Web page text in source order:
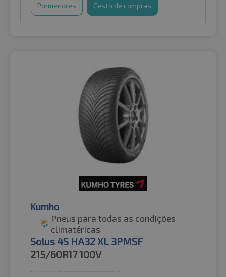
Pormenores Cesto de compras
Kumho
Pneus para todas as condições
climatéricas
Solus 4S HA32 XL 3PMSF
215/60R17100V